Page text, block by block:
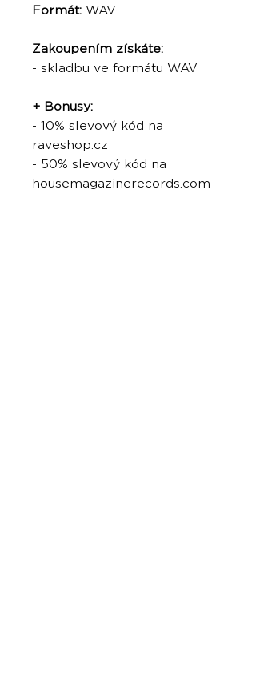
Formát: WAV
Zakoupením získáte:
- skladbu ve formátu WAV
+ Bonusy:
- 10% slevový kód na
raveshop.cz
- 50% slevový kód na
housemagazinerecords.com